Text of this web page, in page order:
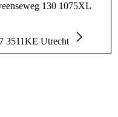
130 1075XL
3511KE Utrecht